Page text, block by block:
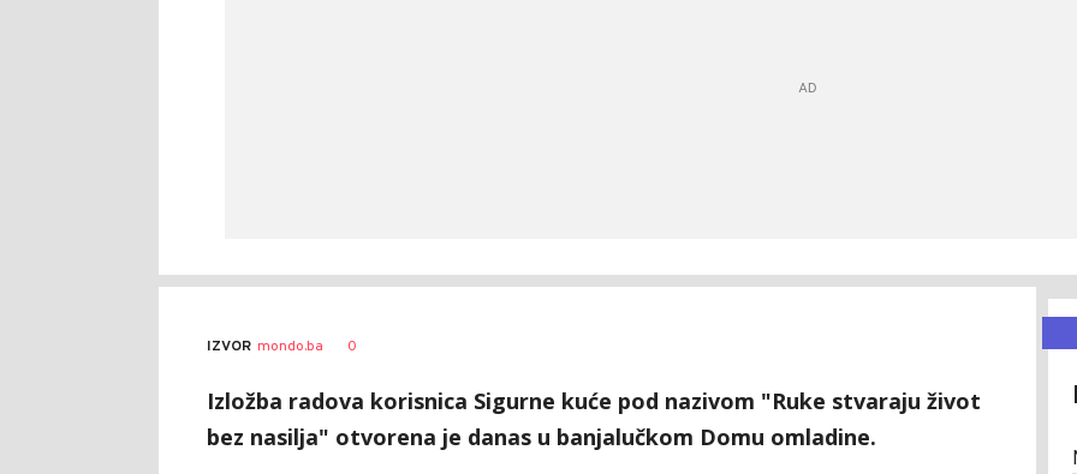
AUTOR
Vesna
Kerkez
IZVOR mondo.ba 0
Izložba radova korisnica Sigurne kuće pod nazivom "Ruke stvaraju život
bez nasilja" otvorena je danas u banjalučkom Domu omladine.